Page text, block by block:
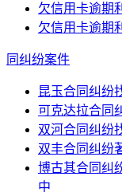
欠信用卡逾期
欠信用卡逾期
同纠纷案件
昆玉合同纠纷
可克达拉合同
双河合同纠纷
双丰合同纠纷
博古其合同纠
中